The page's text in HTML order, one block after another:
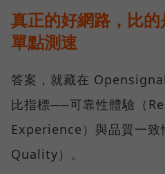
真正的好網路，比
單點測速
答案，就藏在
比指標──可靠性體驗（
Experience）與品質一
Quality）。